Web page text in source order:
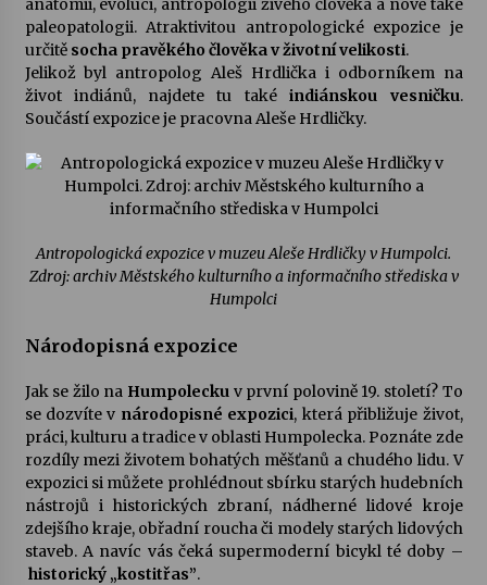
anatomii, evoluci, antropologii živého člověka a nově také
paleopatologii. Atraktivitou antropologické expozice je
určitě socha pravěkého člověka v životní velikosti.
Jelikož byl antropolog Aleš Hrdlička i odborníkem na
život indiánů, najdete tu takéindiánskou vesničku.
Součástí expozice je pracovna Aleše Hrdličky.
Antropologická expozice v muzeu Aleše Hrdličky v Humpolci.
Zdroj: archiv Městského kulturního a informačního střediska v
Humpolci
Národopisná expozice
Jak se žilo na Humpoleckuv první polovině 19. století? To
se dozvíte v národopisné expozici, která přibližuje život,
práci, kulturu a tradice v oblasti Humpolecka. Poznáte zde
rozdíly mezi životem bohatých měšťanů a chudého lidu. V
expozici si můžete prohlédnout sbírku starých hudebních
nástrojů i historických zbraní, nádherné lidové kroje
zdejšího kraje, obřadní roucha či modely starých lidových
staveb. A navíc vás čeká supermoderní bicykl té doby –
historický „kostitřas”.